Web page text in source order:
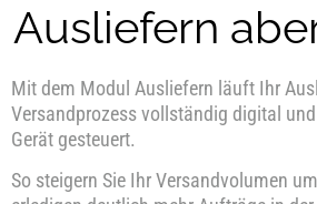
Ausliefern
Mit dem Modul Ausliefern läuft Ihr
Versandprozess vollständig digital
Gerät gesteuert.
So steigern Sie Ihr Versandvolumen